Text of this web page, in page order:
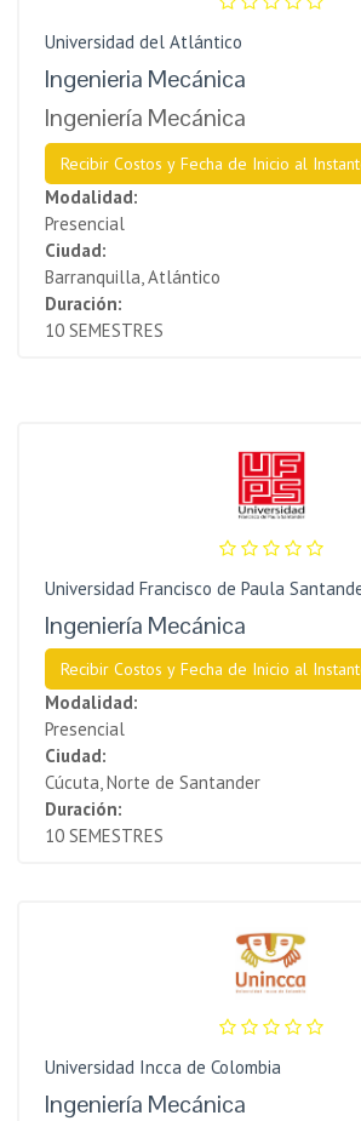
Universidad del Atlántico
Ingenieria Mecánica
Ingeniería Mecánica
Recibir Costos y Fecha de Inicio al
Modalidad:
Presencial
Ciudad:
Barranquilla, Atlántico
Duración:
10 SEMESTRES
Universidad Francisco de Paula
Ingeniería Mecánica
Recibir Costos y Fecha de Inicio al
Modalidad:
Presencial
Ciudad:
Cúcuta, Norte de Santander
Duración:
10 SEMESTRES
Universidad Incca de Colombia
Ingeniería Mecánica